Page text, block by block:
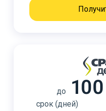
до
срок (дней)